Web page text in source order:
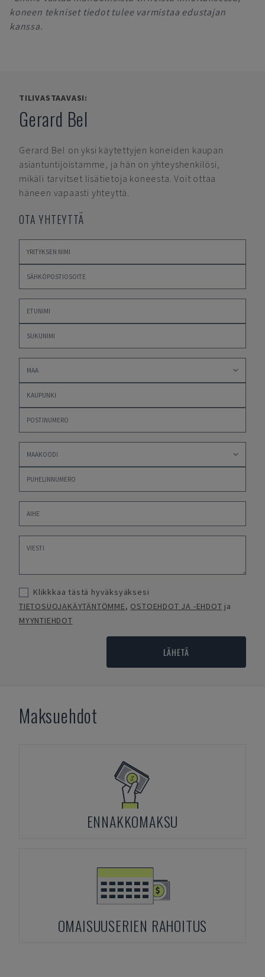
koneen tekniset tiedot tulee varmistaa edustajan
kanssa.
TILIVASTAAVASI:
Gerard Bel
Gerard Bel on yksi käytettyjen koneiden kaupan
asiantuntijoistamme, ja hän on yhteyshenkilösi,
mikäli tarvitset lisätietoja koneesta. Voit ottaa
häneen vapaasti yhteyttä.
OTA YHTEYTTÄ
Klikkkaa tästä hyväksyäksesi
TIETOSUOJAKÄYTÄNTÖMME, OSTOEHDOT JA -EHDOT ja
MYYNTIEHDOT
LÄHETÄ
Maksuehdot
ENNAKKOMAKSU
OMAISUUSERIEN RAHOITUS